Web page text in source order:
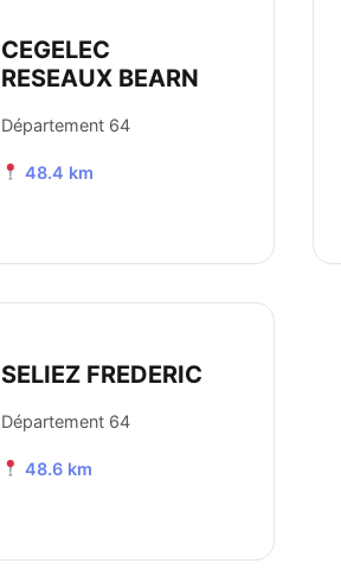
CEGELEC
RESEAUX BEARN
Département 64
48.4 km
SELIEZ FREDERIC
Département 64
48.6 km